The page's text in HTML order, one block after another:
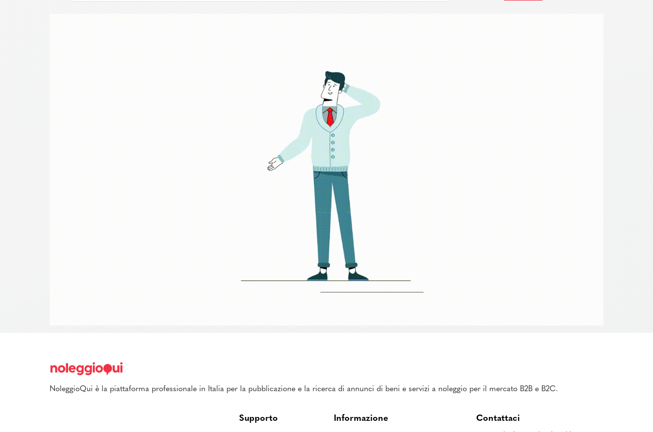
NoleggioQui è la piattaforma professionale in Italia per la pubblicazione e la ricerca di annunci di beni e servizi a noleggio per il mercato B2B e B2C.
Supporto Informazione Contattaci